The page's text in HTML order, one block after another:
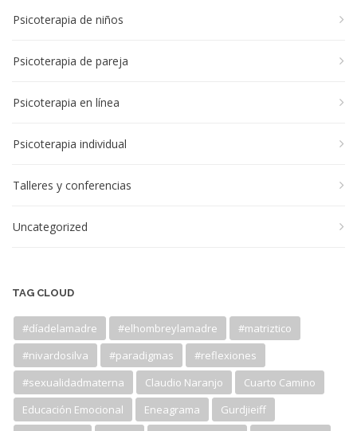
Psicoterapia de niños
Psicoterapia de pareja
Psicoterapia en línea
Psicoterapia individual
Talleres y conferencias
Uncategorized
TAG CLOUD
#díadelamadre #elhombreylamadre
#matriztico
#nivardosilva
#paradigmas
#reflexiones
#sexualidadmaterna
Claudio Naranjo
Cuarto Camino
Educación Emocional
Eneagrama
Gurdjieiff